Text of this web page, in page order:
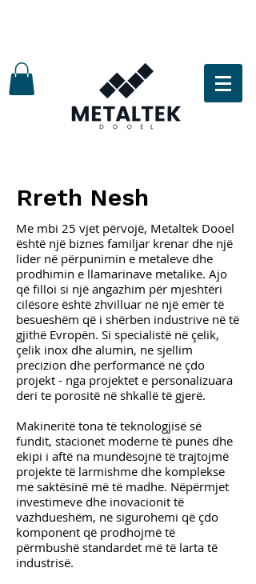
Rreth Nesh
Me mbi 25 vjet përvojë, Metaltek Dooel
është një biznes familjar krenar dhe një
lider në përpunimin e metaleve dhe
prodhimin e llamarinave metalike. Ajo
që filloi si një angazhim për mjeshtëri
cilësore është zhvilluar në një emër të
besueshëm që i shërben industrive në të
gjithë Evropën. Si specialistë në çelik,
çelik inox dhe alumin, ne sjellim
precizion dhe performancë në çdo
projekt - nga projektet e personalizuara
deri te porositë në shkallë të gjerë.
Makineritë tona të teknologjisë së
fundit, stacionet moderne të punës dhe
ekipi i aftë na mundësojnë të trajtojmë
projekte të larmishme dhe komplekse
me saktësinë më të madhe. Nëpërmjet
investimeve dhe inovacionit të
vazhdueshëm, ne sigurohemi që çdo
komponent që prodhojmë të
përmbushë standardet më të larta të
industrisë.